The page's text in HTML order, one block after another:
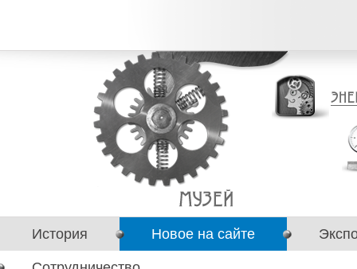
История Новое на сайте